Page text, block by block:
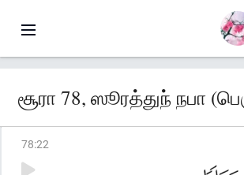
சூரா 78, ஸூரத்துந் நபா
78:22